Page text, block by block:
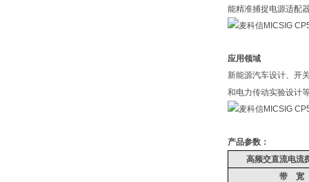
能精准捕捉电源适配
应用领域
新能源汽车设计、开
和电力传动实验设计
产品参数：
高频交直流电流
带
宽